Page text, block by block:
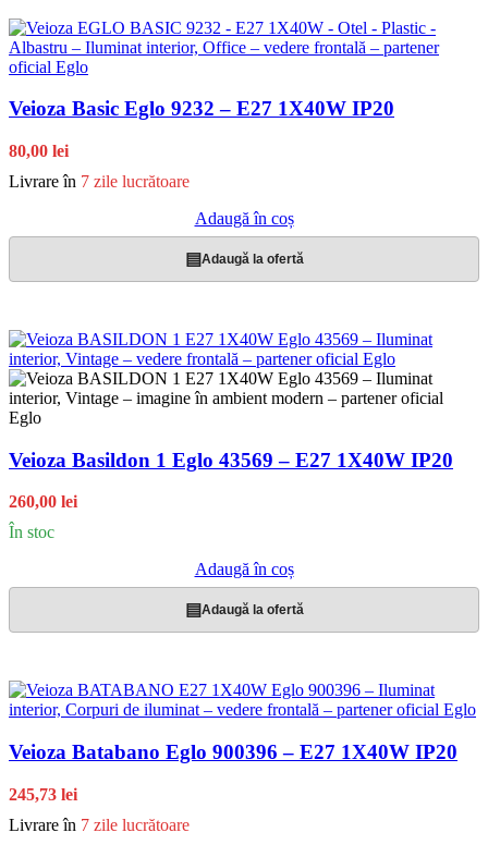
Veioza Basic Eglo 9232 – E27 1X40W IP20
80,00 lei
Livrare în 7 zile lucrătoare
Adaugă în coș
▤Adaugă la ofertă
Veioza Basildon 1 Eglo 43569 – E27 1X40W IP20
260,00 lei
În stoc
Adaugă în coș
▤Adaugă la ofertă
Veioza Batabano Eglo 900396 – E27 1X40W IP20
245,73 lei
Livrare în 7 zile lucrătoare